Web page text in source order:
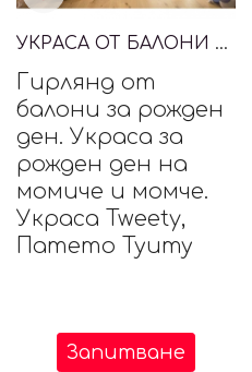
УКРАСА ОТ БАЛОНИ С ПАТЕТО ТУИТИ, TWEETY
Гирлянд от
балони за рожден
ден. Украса за
рожден ден на
момиче и момче.
Украса Tweety,
Патето Туиту
Запитване